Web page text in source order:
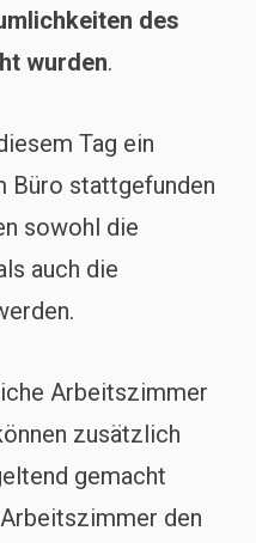
des
wurden.
Tag ein
Büro stattgefunden
sowohl die
auch die
Arbeitszimmer
zusätzlich
gemacht
den